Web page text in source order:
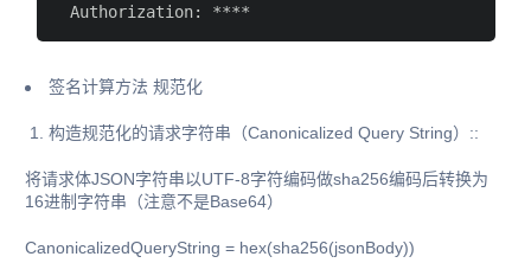
Authorization:
签名计算方法 规范化
构造规范化的请求字符串（Canonicalized Query String）::
将请求体JSON字符串以UTF-8字符编码做sha256编码后转换为
16进制字符串（注意不是Base64）
CanonicalizedQueryString = hex(sha256(jsonBody))